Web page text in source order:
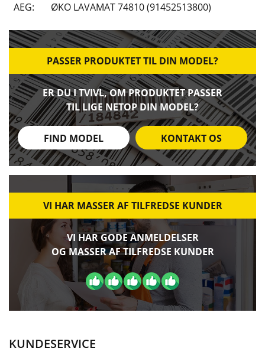
AEG: ØKO LAVAMAT 74810 (91452513800)
PASSER PRODUKTET TIL DIN MODEL?
ER DU I TVIVL, OM PRODUKTET PASSER
TIL LIGE NETOP DIN MODEL?
FIND MODEL KONTAKT OS
VI HAR MASSER AF TILFREDSE KUNDER
VI HAR GODE ANMELDELSER
OG MASSER AF TILFREDSE KUNDER
KUNDESERVICE